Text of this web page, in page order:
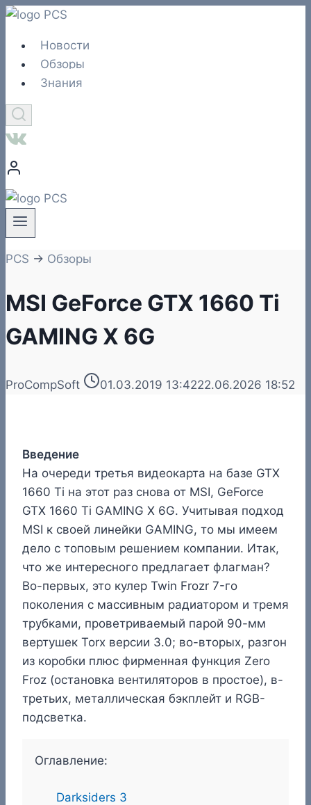
Перейти
содержимому
Новости
Обзоры
Знания
PCS → Обзоры
MSI GeForce GTX 1660 Ti
GAMING X 6G
ProCompSoft 01.03.2019 13:4222.06.2026 18:52
Введение
На очереди третья видеокарта на базе GTX
1660 Ti на этот раз снова от MSI, GeForce
GTX 1660 Ti GAMING X 6G. Учитывая подход
MSI к своей линейки GAMING, то мы имеем
дело с топовым решением компании. Итак,
что же интересного предлагает флагман?
Во-первых, это кулер Twin Frozr 7-го
поколения с массивным радиатором и тремя
трубками, проветриваемый парой 90-мм
вертушек Torx версии 3.0; во-вторых, разгон
из коробки плюс фирменная функция Zero
Froz (остановка вентиляторов в простое), в-
третьих, металлическая бэкплейт и RGB-
подсветка.
Оглавление:
Darksiders 3